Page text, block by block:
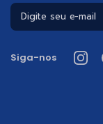
Siga-nos